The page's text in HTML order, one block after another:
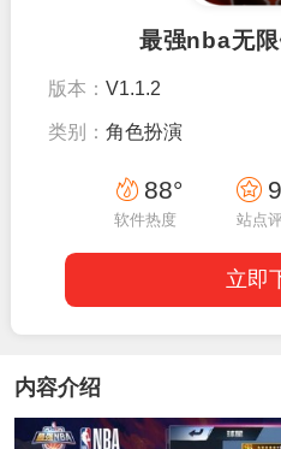
最强nba无
版本：V1.1.2
类别：角色扮演
88°
软件热度 站点
立即
内容介绍